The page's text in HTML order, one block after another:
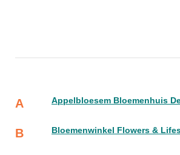
A Appelbloesem Bloemenhuis
B Bloemenwinkel Flowers &